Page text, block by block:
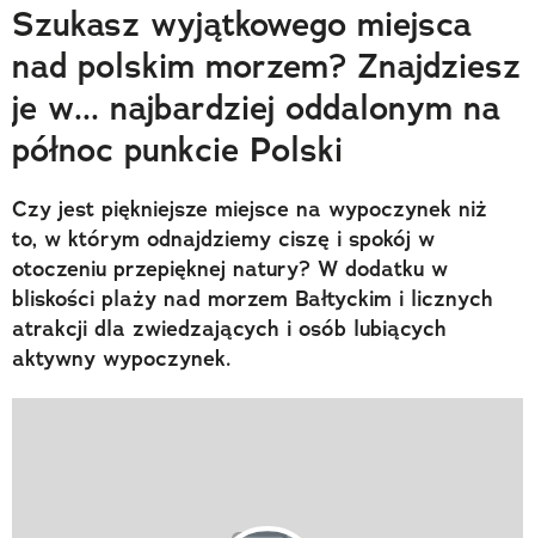
Trendbook Podróżniczy
Polecane
Szukasz wyjątkowego miejsca
nad polskim morzem? Znajdziesz
je w... najbardziej oddalonym na
północ punkcie Polski
Czy jest piękniejsze miejsce na wypoczynek niż
to, w którym odnajdziemy ciszę i spokój w
otoczeniu przepięknej natury? W dodatku w
bliskości plaży nad morzem Bałtyckim i licznych
atrakcji dla zwiedzających i osób lubiących
aktywny wypoczynek.